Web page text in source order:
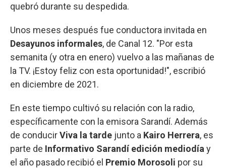
quebró durante su despedida.
Unos meses después fue conductora invitada en
Desayunos informales, de Canal 12. "Por esta
semanita (y otra en enero) vuelvo a las mañanas de
la TV. ¡Estoy feliz con esta oportunidad!", escribió
en diciembre de 2021.
En este tiempo cultivó su relación con la radio,
específicamente con la emisora Sarandí. Además
de conducirViva la tarde junto a Kairo Herrera, es
parte de Informativo Sarandí edición mediodía y
el año pasado recibió el Premio Morosoli por su